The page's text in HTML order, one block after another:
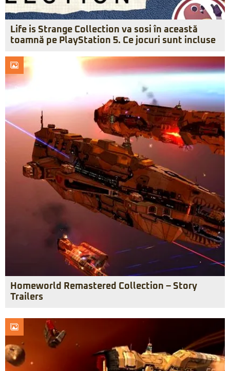
Life is Strange Collection va sosi în această
toamnă pe PlayStation 5. Ce jocuri sunt incluse
Homeworld Remastered Collection – Story
Trailers